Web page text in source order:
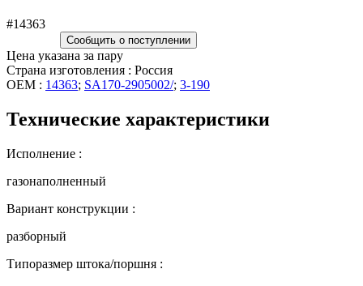
#14363
Сообщить о поступлении
Цена указана за пару
Страна изготовления : Россия
OEM : 14363; SA170-2905002/; 3-190
Технические характеристики
Исполнение :
газонаполненный
Вариант конструкции :
разборный
Типоразмер штока/поршня :